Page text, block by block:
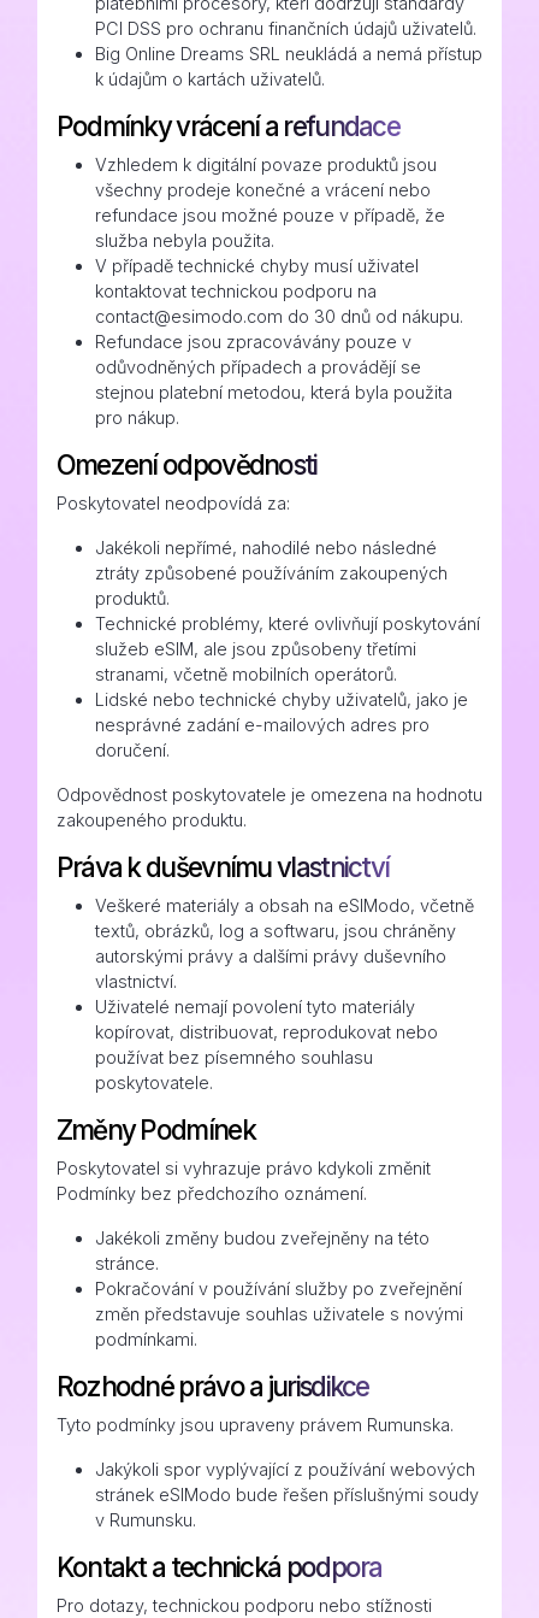
PCI DSS pro ochranu finančních údajů uživatelů.
Big Online Dreams SRL neukládá a nemá přístup
k údajům o kartách uživatelů.
Podmínky vrácení a refundace
Vzhledem k digitální povaze produktů jsou
všechny prodeje konečné a vrácení nebo
refundace jsou možné pouze v případě, že
služba nebyla použita.
V případě technické chyby musí uživatel
kontaktovat technickou podporu na
contact@esimodo.com do 30 dnů od nákupu.
Refundace jsou zpracovávány pouze v
odůvodněných případech a provádějí se
stejnou platební metodou, která byla použita
pro nákup.
Omezení odpovědnosti
Poskytovatel neodpovídá za:
Jakékoli nepřímé, nahodilé nebo následné
ztráty způsobené používáním zakoupených
produktů.
Technické problémy, které ovlivňují poskytování
služeb eSIM, ale jsou způsobeny třetími
stranami, včetně mobilních operátorů.
Lidské nebo technické chyby uživatelů, jako je
nesprávné zadání e-mailových adres pro
doručení.
Odpovědnost poskytovatele je omezena na hodnotu
zakoupeného produktu.
Práva k duševnímu vlastnictví
Veškeré materiály a obsah na eSIModo, včetně
textů, obrázků, log a softwaru, jsou chráněny
autorskými právy a dalšími právy duševního
vlastnictví.
Uživatelé nemají povolení tyto materiály
kopírovat, distribuovat, reprodukovat nebo
používat bez písemného souhlasu
poskytovatele.
Změny Podmínek
Poskytovatel si vyhrazuje právo kdykoli změnit
Podmínky bez předchozího oznámení.
Jakékoli změny budou zveřejněny na této
stránce.
Pokračování v používání služby po zveřejnění
změn představuje souhlas uživatele s novými
podmínkami.
Rozhodné právo a jurisdikce
Tyto podmínky jsou upraveny právem Rumunska.
Jakýkoli spor vyplývající z používání webových
stránek eSIModo bude řešen příslušnými soudy
v Rumunsku.
Kontakt a technická podpora
Pro dotazy, technickou podporu nebo stížnosti